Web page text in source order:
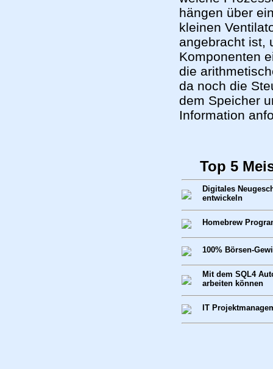
hängen über
kleinen
angebracht ist,
Komponenten
die
da noch die
dem Speicher
Information
Top 5
Digitales
entwickeln
Homebrew
100% Börsen-
Mit dem SQL4
arbeiten können
IT